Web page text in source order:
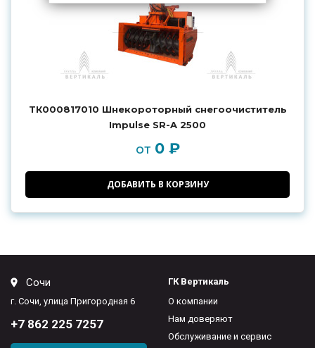
ТК000817010 Шнекороторный снегоочиститель
Impulse SR-A 2500
от 0 ₽
ДОБАВИТЬ В КОРЗИНУ
Сочи
г. Сочи, улица Пригородная 6
+7 862 225 7257
ГК Вертикаль
О компании
Нам доверяют
Обслуживание и сервис